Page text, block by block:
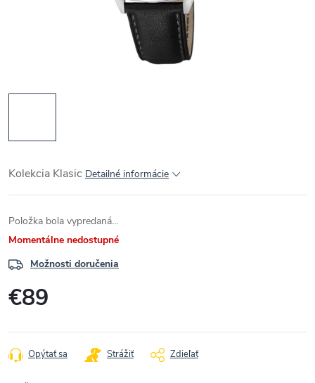
Kolekcia Klasic Detailné informácie
Položka bola vypredaná…
Momentálne nedostupné
Možnosti doručenia
€89
cena:
Opýtať sa Strážiť Zdieľať